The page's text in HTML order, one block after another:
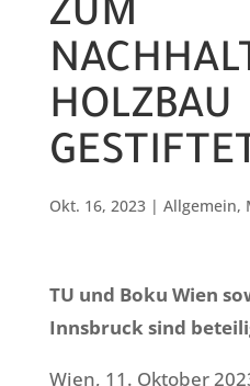
ZUM
HOLZBAU
GESTIFTET
Okt. 16, 2023| Allgemein,
TU und Boku Wien
Innsbruck sind
Wien, 11. Oktober